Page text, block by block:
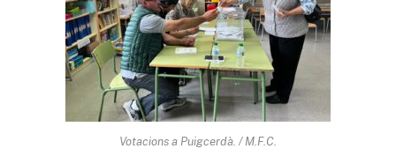
Votacions a Puigcerdà. / M.F.C.